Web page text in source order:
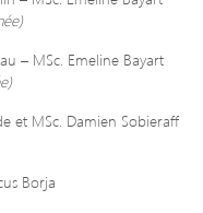
– MSc. Emeline Bayart
et MSc. Damien Sobieraff
Borja